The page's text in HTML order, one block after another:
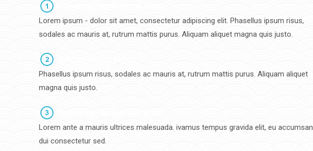
Lorem ipsum - dolor sit amet, consectetur adipiscing elit. Phasellus ipsum risus,
sodales ac mauris at, rutrum mattis purus. Aliquam aliquet magna quis justo.
Phasellus ipsum risus, sodales ac mauris at, rutrum mattis purus. Aliquam aliquet
magna quis justo.
Lorem ante a mauris ultrices malesuada. ivamus tempus gravida elit, eu accumsan
dui consectetur sed.